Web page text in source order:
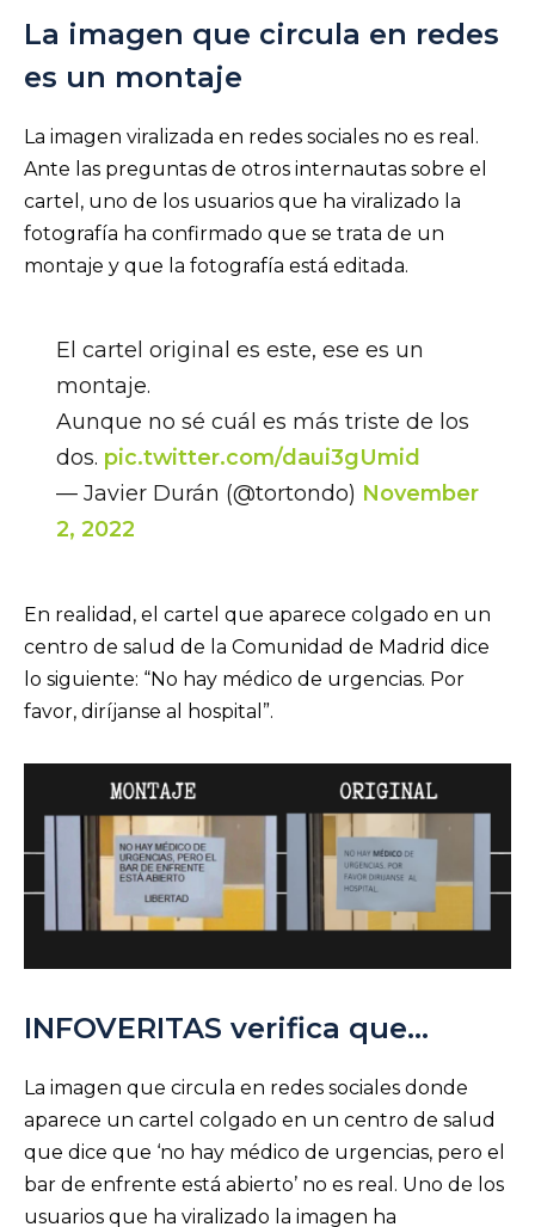
La imagen que circula en redes
es un montaje
La imagen viralizada en redes sociales no es real.
Ante las preguntas de otros internautas sobre el
cartel, uno de los usuarios que ha viralizado la
fotografía ha confirmado que se trata de un
montaje y que la fotografía está editada.
El cartel original es este, ese es un
montaje.
Aunque no sé cuál es más triste de los
dos. pic.twitter.com/daui3gUmid
— Javier Durán (@tortondo) November
2, 2022
En realidad, el cartel que aparece colgado en un
centro de salud de la Comunidad de Madrid dice
lo siguiente: “No hay médico de urgencias. Por
favor, diríjanse al hospital”.
INFOVERITAS verifica que…
La imagen que circula en redes sociales donde
aparece un cartel colgado en un centro de salud
que dice que ‘no hay médico de urgencias, pero el
bar de enfrente está abierto’ no es real. Uno de los
usuarios que ha viralizado la imagen ha